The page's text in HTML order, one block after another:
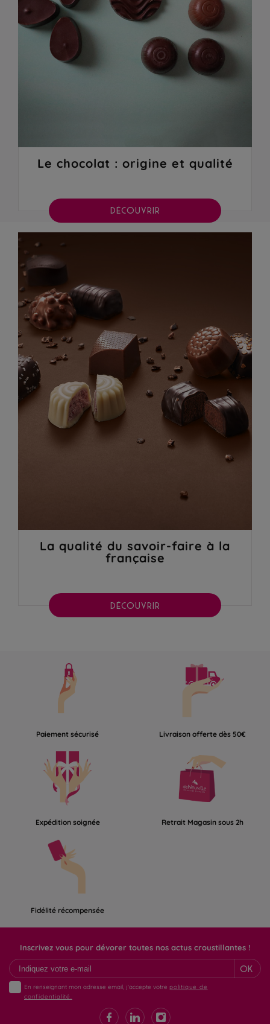
Le chocolat : origine et qualité
DÉCOUVRIR
La qualité du savoir-faire à la
française
DÉCOUVRIR
Paiement sécurisé Livraison offerte dès 50€
Expédition soignée Retrait Magasin sous 2h
Fidélité récompensée
Inscrivez vous pour dévorer toutes nos actus croustillantes !
OK
En renseignant mon adresse email, j'accepte votre politique de
confidentialité.